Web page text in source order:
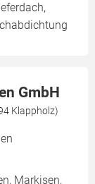
GmbH
Klappholz)
Markisen,